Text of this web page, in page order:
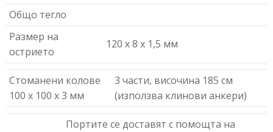
Общо тегло
Размер на
острието
120 x 8 x 1,5 мм
Стоманени колове
100 х 100 х 3 мм
3 части, височина 185 см
(използва клинови анкери)
Портите се доставят с помощта на